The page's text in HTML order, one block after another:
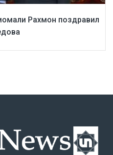
Рахмон поздравил